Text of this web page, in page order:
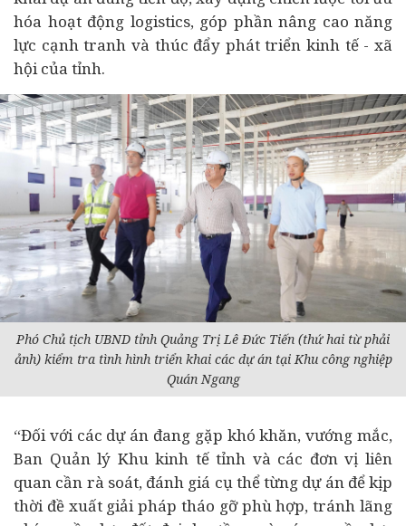
hóa hoạt động logistics, góp phần nâng cao năng
lực cạnh tranh và thúc đẩy phát triển kinh tế - xã
hộicủa tỉnh.
Phó Chủ tịch UBND tỉnh Quảng Trị Lê Đức Tiến (thứ hai từ phải
ảnh) kiểm tra tình hình triển khai các dự án tại Khu công nghiệp
Quán Ngang
“Đối với các dự án đang gặp khó khăn, vướng mắc,
Ban Quản lý Khu kinh tế tỉnh và các đơn vị liên
quan cần rà soát, đánh giá cụ thể từng dự án để kịp
thời đề xuất giải pháp tháo gỡ phù hợp, tránh lãng